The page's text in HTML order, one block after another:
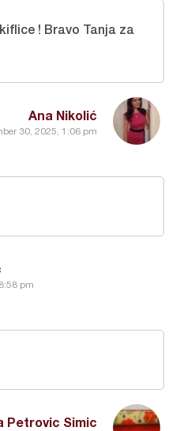
Ana Nikolić
30, 2025, 1:06 pm
! Bravo Tanja za
pm
Petrovic Simic